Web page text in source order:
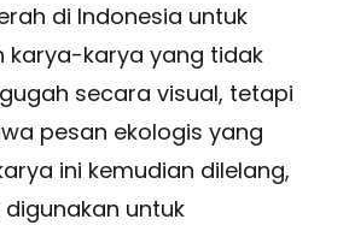
di Indonesia untuk
karya-karya yang tidak
secara visual, tetapi
pesan ekologis yang
ini kemudian dilelang,
untuk